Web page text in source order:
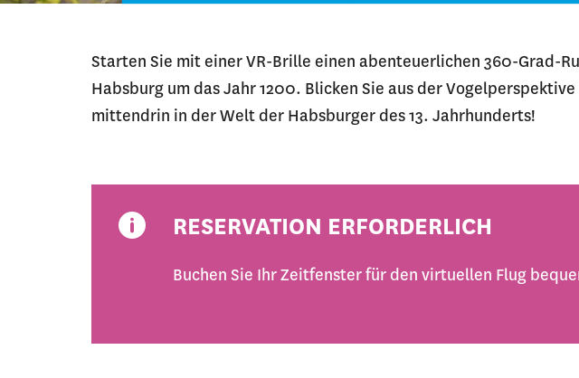
Starten Sie mit einer VR-Brille einen abenteuerlichen 360-Grad-
Habsburg um das Jahr 1200. Blicken Sie aus der
mittendrin in der Welt der Habsburger des 13. Jahrhunderts!
RESERVATION ERFORDERLICH
Buchen Sie Ihr Zeitfenster für den virtuellen Flug